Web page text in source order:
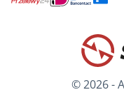
© 2026 -